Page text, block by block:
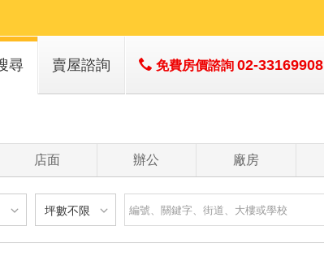
尋 賣屋諮詢 免費房價諮詢 02-33169908
店面 辦公 廠房
坪數不限